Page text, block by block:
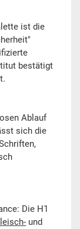
ist die
bestätigt
Ablauf
sich die
Die H1
und